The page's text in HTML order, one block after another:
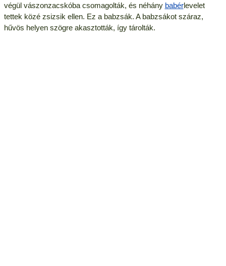
végül vászonzacskóba csomagolták, és néhány babérlevelet
tettek közé zsizsik ellen. Ez a babzsák. A babzsákot száraz,
hűvös helyen szögre akasztották, így tárolták.